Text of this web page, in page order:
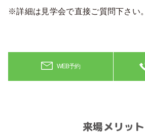
※詳細は見学会で直接ご質問下さい。
WEB予約
来場メリット